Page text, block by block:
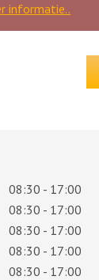
informatie..
08:30 - 17:00
08:30 - 17:00
08:30 - 17:00
08:30 - 17:00
08:30 - 17:00